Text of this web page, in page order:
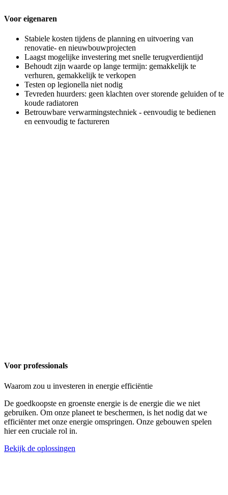
Voor eigenaren
Stabiele kosten tijdens de planning en uitvoering van
renovatie- en nieuwbouwprojecten
Laagst mogelijke investering met snelle terugverdientijd
Behoudt zijn waarde op lange termijn: gemakkelijk te
verhuren, gemakkelijk te verkopen
Testen op legionella niet nodig
Tevreden huurders: geen klachten over storende geluiden of te
koude radiatoren
Betrouwbare verwarmingstechniek - eenvoudig te bedienen
en eenvoudig te factureren
Voor professionals
Waarom zou u investeren in energie efficiëntie
De goedkoopste en groenste energie is de energie die we niet
gebruiken. Om onze planeet te beschermen, is het nodig dat we
efficiënter met onze energie omspringen. Onze gebouwen spelen
hier een cruciale rol in.
Bekijk de oplossingen